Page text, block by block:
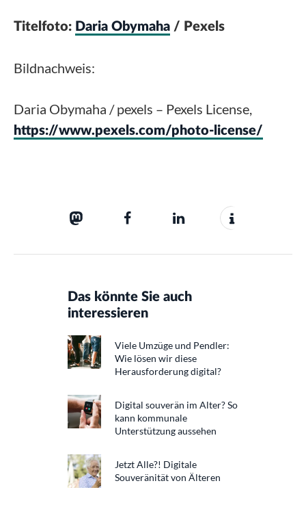
Titelfoto: Daria Obymaha / Pexels
Bildnachweis:
Daria Obymaha / pexels – Pexels License,
https://www.pexels.com/photo-license/
Das könnte Sie auch
interessieren
Viele Umzüge und Pendler:
Wie lösen wir diese
Herausforderung digital?
Digital souverän im Alter? So
kann kommunale
Unterstützung aussehen
Jetzt Alle?! Digitale
Souveränität von Älteren